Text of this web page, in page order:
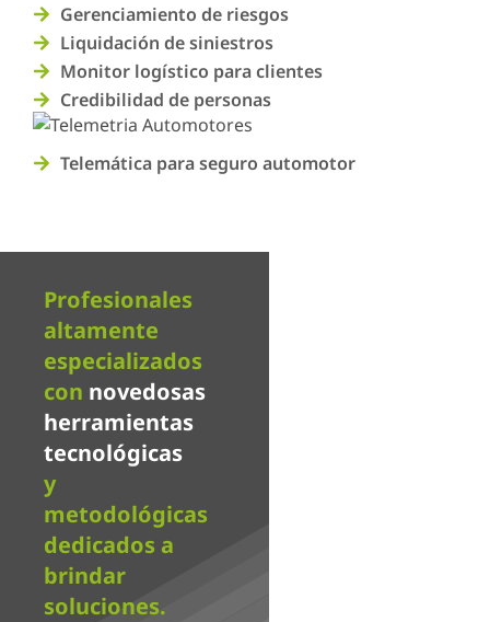
Gerenciamiento de riesgos
Liquidación de siniestros
Monitor logístico para clientes
Credibilidad de personas
Telemática para seguro automotor
Profesionales
altamente
especializados
con novedosas
herramientas
tecnológicas
y
metodológicas
dedicados a
brindar
soluciones.